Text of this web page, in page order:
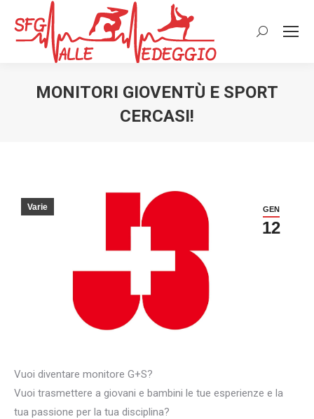
Cerca:
MONITORI GIOVENTÙ E SPORT
CERCASI!
GEN
12
Varie
Vuoi diventare monitore G+S?
Vuoi trasmettere a giovani e bambini le tue esperienze e la
tua passione per la tua disciplina?